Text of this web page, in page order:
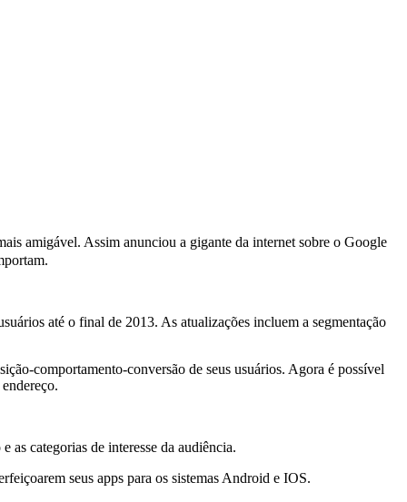
amigável. Assim anunciou a gigante da internet sobre o Google
até o final de 2013. As atualizações incluem a segmentação
comportamento-conversão de seus usuários. Agora é possível
as categorias de interesse da audiência.
seus apps para os sistemas Android e IOS.